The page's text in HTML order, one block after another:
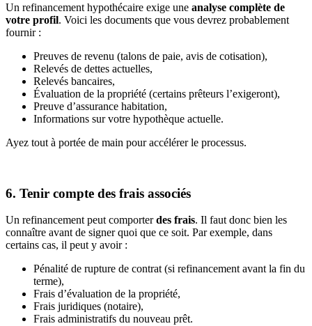
Un refinancement hypothécaire exige une analyse complète de
votre profil. Voici les documents que vous devrez probablement
fournir :
Preuves de revenu (talons de paie, avis de cotisation),
Relevés de dettes actuelles,
Relevés bancaires,
Évaluation de la propriété (certains prêteurs l’exigeront),
Preuve d’assurance habitation,
Informations sur votre hypothèque actuelle.
Ayez tout à portée de main pour accélérer le processus.
6. Tenir compte des frais associés
Un refinancement peut comporterdes frais. Il faut donc bien les
connaître avant de signer quoi que ce soit. Par exemple, dans
certains cas, il peut y avoir :
Pénalité de rupture de contrat (si refinancement avant la fin du
terme),
Frais d’évaluation de la propriété,
Frais juridiques (notaire),
Frais administratifs du nouveau prêt.